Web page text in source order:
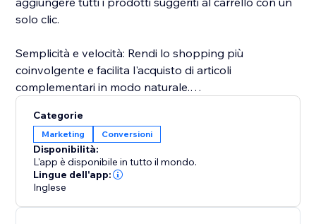
solo clic.
Semplicità e velocità: Rendi lo shopping più
coinvolgente e facilita l'acquisto di articoli
complementari in modo naturale.
Analisi e Ottimizzazione
Monitora i risultati in tempo reale con una potente
dashboard analitica. Identifica le combinazioni più
efficaci e perfeziona la tua strategia in base alle
preferenze reali dei clienti.
Categorie
Marketing Conversioni
Disponibilità:
L'app è disponibile in tutto il mondo.
Lingue dell'app:
Inglese